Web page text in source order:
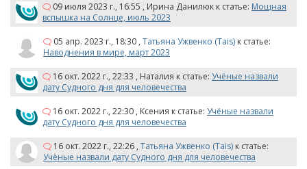
09 июля 2023 г., 16:55 , Ирина Данилюк к статье: Мощная
вспышка на Солнце, июль 2023
05 апр. 2023 г., 18:30 , Татьяна Ужвенко (Tais) к статье:
Наводнения в мире, март 2023
16 окт. 2022 г., 22:33 , Наталия к статье: Учёные назвали
дату Судного дня для человечества
16 окт. 2022 г., 22:30 , Ксения к статье: Учёные назвали
дату Судного дня для человечества
16 окт. 2022 г., 22:26 , Татьяна Ужвенко (Tais) к статье:
Учёные назвали дату Судного дня для человечества